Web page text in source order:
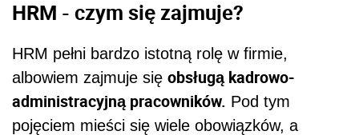
HRM - czym się zajmuje?
HRM pełni bardzo istotną rolę w firmie,
albowiem zajmuje się obsługą kadrowo-
administracyjną pracowników. Pod tym
pojęciem mieści się wiele obowiązków, a